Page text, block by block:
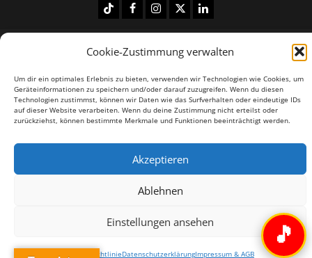
Cookie-Zustimmung verwalten
Um dir ein optimales Erlebnis zu bieten, verwenden wir Technologien wie Cookies, um
Geräteinformationen zu speichern und/oder darauf zuzugreifen. Wenn du diesen
Technologien zustimmst, können wir Daten wie das Surfverhalten oder eindeutige IDs
auf dieser Website verarbeiten. Wenn du deine Zustimmung nicht erteilst oder
zurückziehst, können bestimmte Merkmale und Funktionen beeinträchtigt werden.
Akzeptieren
Ablehnen
Einstellungen ansehen
Cookie-RichtlinieDatenschutzerklärungImpressum & AGB
TiktokFacebook
Instagram
X LinkedIN
Copyright © 2026 All rights reserved. |
by
AF themes.
🎵